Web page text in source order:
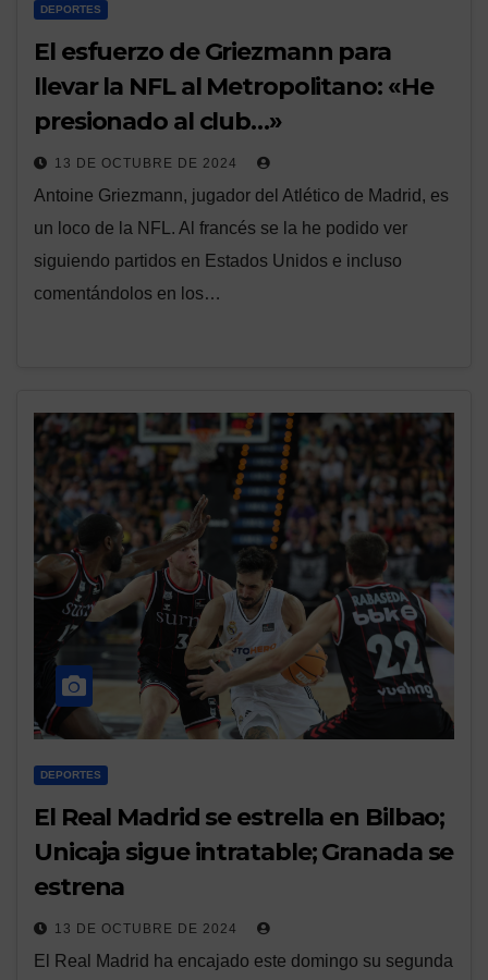
DEPORTES
El esfuerzo de Griezmann para
llevar la NFL al Metropolitano: «He
presionado al club…»
13 DE OCTUBRE DE 2024
Antoine Griezmann, jugador del Atlético de Madrid, es
un loco de la NFL. Al francés se la he podido ver
siguiendo partidos en Estados Unidos e incluso
comentándolos en los…
DEPORTES
El Real Madrid se estrella en Bilbao;
Unicaja sigue intratable; Granada se
estrena
13 DE OCTUBRE DE 2024
El Real Madrid ha encajado este domingo su segunda